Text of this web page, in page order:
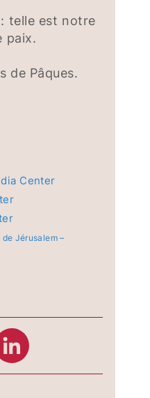
telle est notre
paix.
de Pâques.
Center
Jérusalem –